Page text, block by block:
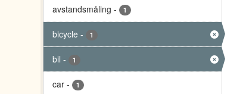
avstandsmåling - 1
bicycle - 1
bil - 1
car - 1